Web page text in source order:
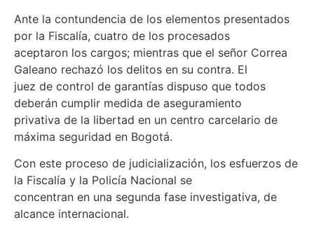
Ante la contundencia de los elementos presentados
por la Fiscalía, cuatro de los procesados
aceptaron los cargos; mientras que el señor Correa
Galeano rechazó los delitos en su contra. El
juez de control de garantías dispuso que todos
deberán cumplir medida de aseguramiento
privativa de la libertad en un centro carcelario de
máxima seguridad en Bogotá.
Con este proceso de judicialización, los esfuerzos de
la Fiscalía y la Policía Nacional se
concentran en una segunda fase investigativa, de
alcance internacional.